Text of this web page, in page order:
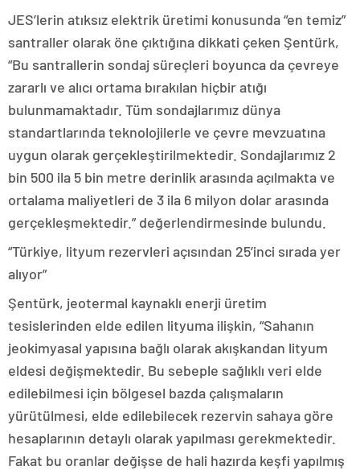
JES’lerin atıksız elektrik üretimi konusunda “en temiz”
santraller olarak öne çıktığına dikkati çeken Şentürk,
“Bu santrallerin sondaj süreçleri boyunca da çevreye
zararlı ve alıcı ortama bırakılan hiçbir atığı
bulunmamaktadır. Tüm sondajlarımız dünya
standartlarında teknolojilerle ve çevre mevzuatına
uygun olarak gerçekleştirilmektedir. Sondajlarımız 2
bin 500 ila 5 bin metre derinlik arasında açılmakta ve
ortalama maliyetleri de 3 ila 6 milyon dolar arasında
gerçekleşmektedir.” değerlendirmesinde bulundu.
“Türkiye, lityum rezervleri açısından 25’inci sırada yer
alıyor”
Şentürk, jeotermal kaynaklı enerji üretim
tesislerinden elde edilen lityuma ilişkin, “Sahanın
jeokimyasal yapısına bağlı olarak akışkandan lityum
eldesi değişmektedir. Bu sebeple sağlıklı veri elde
edilebilmesi için bölgesel bazda çalışmaların
yürütülmesi, elde edilebilecek rezervin sahaya göre
hesaplarının detaylı olarak yapılması gerekmektedir.
Fakat bu oranlar değişse de hali hazırda keşfi yapılmış